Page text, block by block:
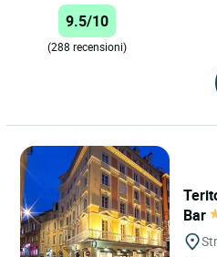
9.5/10
(288 recensioni)
Bar